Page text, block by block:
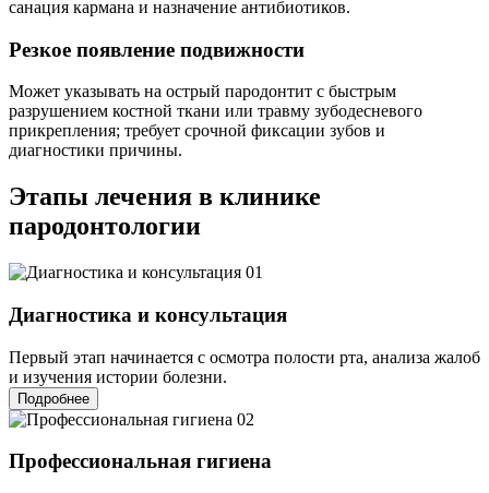
санация кармана и назначение антибиотиков.
Резкое появление подвижности
Может указывать на острый пародонтит с быстрым
разрушением костной ткани или травму зубодесневого
прикрепления; требует срочной фиксации зубов и
диагностики причины.
Этапы лечения в клинике
пародонтологии
01
Диагностика и консультация
Первый этап начинается с осмотра полости рта, анализа жалоб
и изучения истории болезни.
Подробнее
02
Профессиональная гигиена